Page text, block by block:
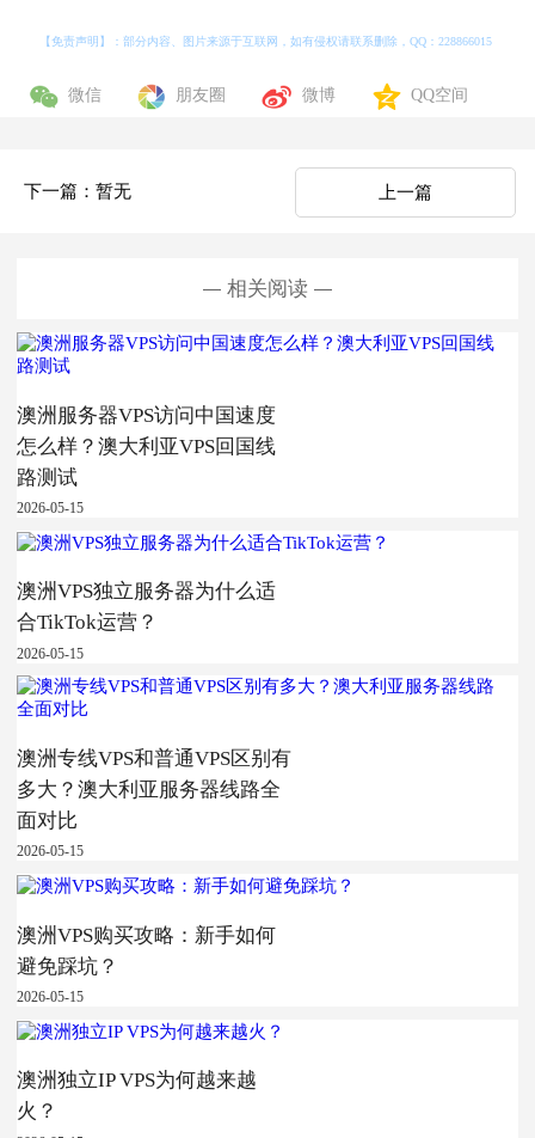
【免责声明】：部分内容、图片来源于互联网，如有侵权请联系删除，QQ：228866015
微信 朋友圈 微博 QQ空间
下一篇：暂无 上一篇
相关阅读
澳洲服务器VPS访问中国速度
怎么样？澳大利亚VPS回国线
路测试
2026-05-15
澳洲VPS独立服务器为什么适
合TikTok运营？
2026-05-15
澳洲专线VPS和普通VPS区别有
多大？澳大利亚服务器线路全
面对比
2026-05-15
澳洲VPS购买攻略：新手如何
避免踩坑？
2026-05-15
澳洲独立IP VPS为何越来越
火？